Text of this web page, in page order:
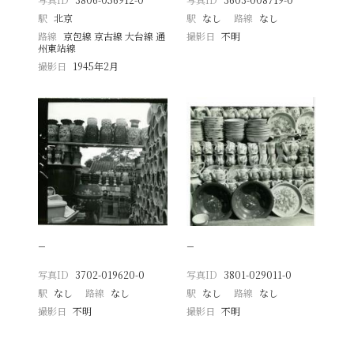
駅 北京
路線 京包線 京古線 大台線 通
州東站線
撮影日
1945年2月
駅 なし 路線 なし
撮影日 不明
−
写真ID 3702-019620-0
駅 なし 路線 なし
撮影日
不明
−
写真ID 3801-029011-0
駅 なし 路線 なし
撮影日 不明